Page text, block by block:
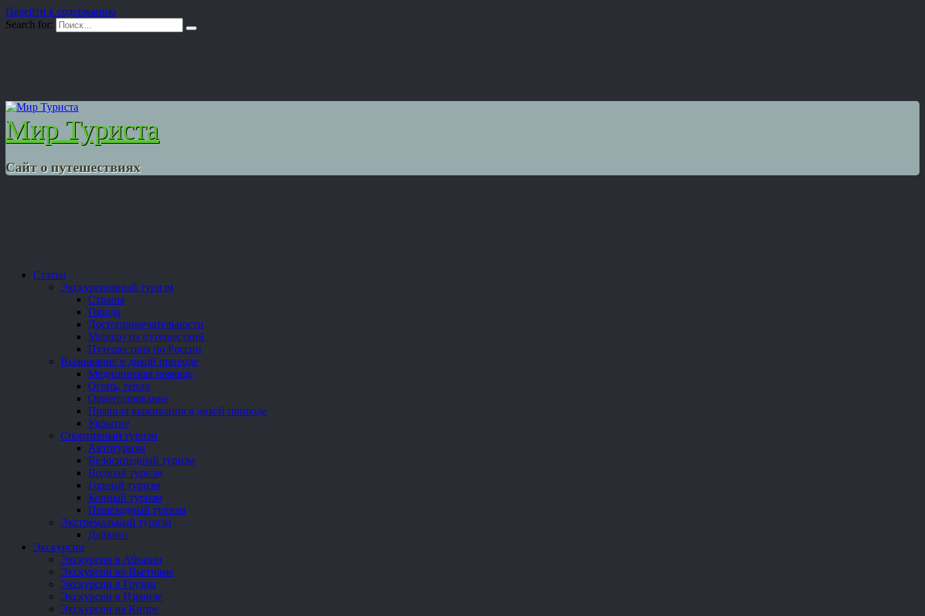
Перейти к содержанию
Search for:
Мир Туриста
Сайт о путешествиях
Статьи
Экскурсионный туризм
Страны
Города
Достопримечательности
Маршруты путешествий
Путешествия по России
Выживание в дикой природе
Медицинская помощь
Огонь, тепло
Ориентирование
Правила выживания в дикой природе
Укрытие
Спортивный туризм
Автотуризм
Велосипедный туризм
Водный туризм
Горный туризм
Конный туризм
Пешеходный туризм
Экстремальный туризм
Дайвинг
Экскурсии
Экскурсии в Абхазии
Экскурсии во Вьетнаме
Экскурсии в Грузии
Экскурсии в Израиле
Экскурсии на Кипре